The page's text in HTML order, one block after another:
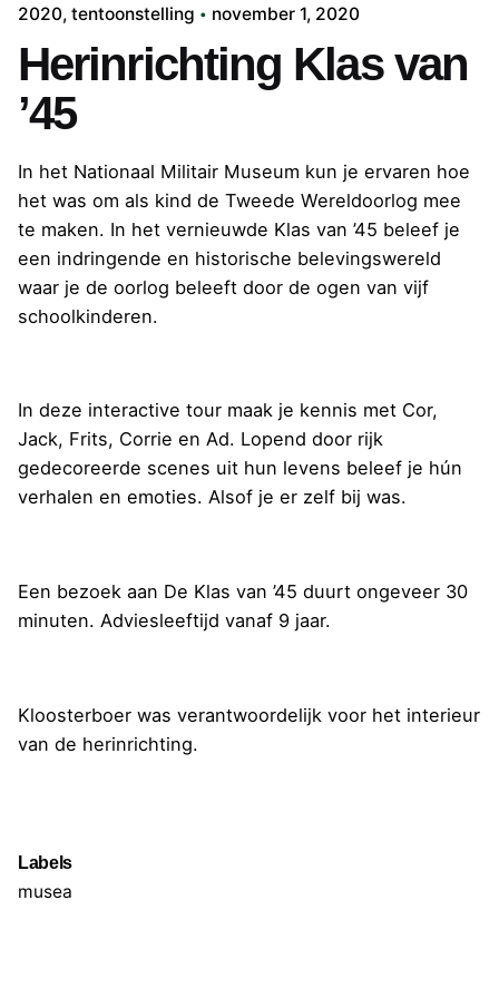
2020 tentoonstelling november 1, 2020
Herinrichting Klas van
’45
In het Nationaal Militair Museum kun je ervaren hoe
het was om als kind de Tweede Wereldoorlog mee
te maken. In het vernieuwde Klas van ’45 beleef je
een indringende en historische belevingswereld
waar je de oorlog beleeft door de ogen van vijf
schoolkinderen.
In deze interactive tour maak je kennis met Cor,
Jack, Frits, Corrie en Ad. Lopend door rijk
gedecoreerde scenes uit hun levens beleef je hún
verhalen en emoties. Alsof je er zelf bij was.
Een bezoek aan De Klas van ’45 duurt ongeveer 30
minuten. Adviesleeftijd vanaf 9 jaar.
Kloosterboer was verantwoordelijk voor het interieur
van de herinrichting.
Labels
musea